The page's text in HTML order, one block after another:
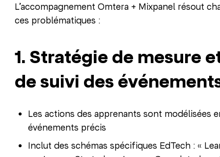
L’accompagnement Omtera + Mixpanel résout
ces problématiques :
1. Stratégie de mesure
de suivi des
Les actions des apprenants sont modélisées
événements précis
Inclut des schémas spécifiques EdTech : «